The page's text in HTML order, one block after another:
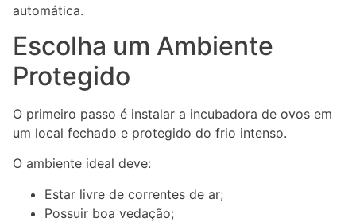
automática.
Escolha um Ambiente
Protegido
O primeiro passo é instalar a incubadora de ovos em
um local fechado e protegido do frio intenso.
O ambiente ideal deve:
Estar livre de correntes de ar;
Possuir boa vedação;